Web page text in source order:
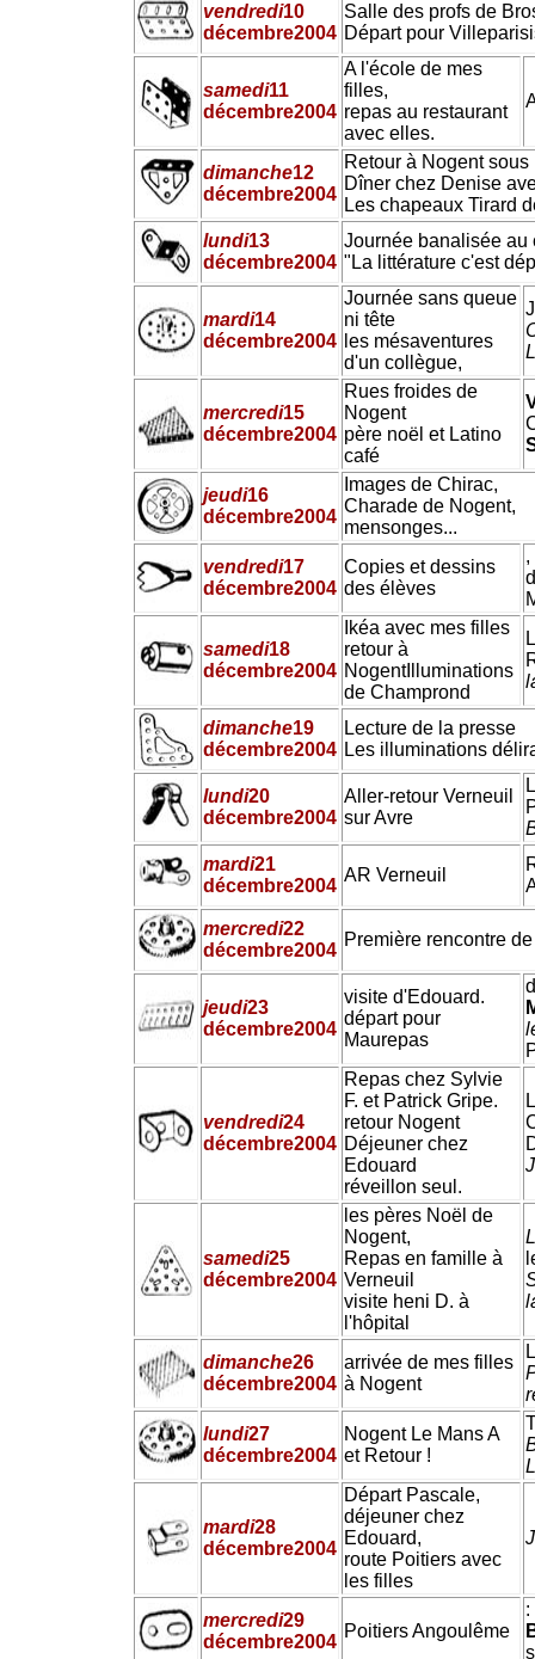
vendredi10
décembre2004
Salle des profs de
Départ pour
samedi11
décembre2004
A l'école de mes
filles,
repas au restaurant
avec elles.
dimanche12
décembre2004
Retour à Nogent
Dîner chez Denise
Les chapeaux Tirard
lundi13
décembre2004
Journée banalisée au
"La littérature c'est
mardi14
décembre2004
Journée sans queue
ni tête
les mésaventures
d'un collègue,
mercredi15
décembre2004
Rues froides de
Nogent
père noël et Latino
café
jeudi16
décembre2004
Images de Chirac,
Charade de Nogent,
mensonges...
vendredi17
décembre2004
Copies et dessins
des élèves
,
samedi18
décembre2004
Ikéa avec mes filles
retour à
NogentIlluminations
de Champrond
dimanche19
décembre2004
Lecture de la presse
Les illuminations
lundi20
décembre2004
Aller-retour Verneuil
sur Avre
mardi21
décembre2004
AR Verneuil
mercredi22
décembre2004
Première rencontre
jeudi23
décembre2004
visite d'Edouard.
départ pour
Maurepas
vendredi24
décembre2004
Repas chez Sylvie
F. et Patrick Gripe.
retour Nogent
Déjeuner chez
Edouard
réveillon seul.
samedi25
décembre2004
les pères Noël de
Nogent,
Repas en famille à
Verneuil
visite heni D. à
l'hôpital
dimanche26
décembre2004
arrivée de mes filles
à Nogent
lundi27
décembre2004
Nogent Le Mans A
et Retour !
mardi28
décembre2004
Départ Pascale,
déjeuner chez
Edouard,
route Poitiers avec
les filles
mercredi29
décembre2004
Poitiers Angoulême
: